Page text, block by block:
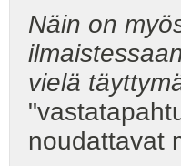
Näin on
vielä
noudattavat